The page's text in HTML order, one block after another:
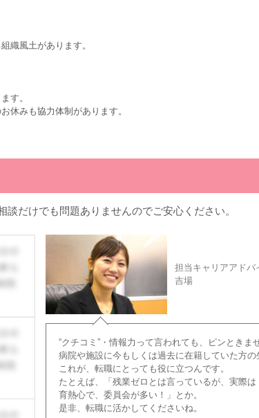
織風土があります。
す。
休みも協力体制があります。
だけでも問題ありませんのでご安心ください。
担当キャリアアドバ
吉場
“クチコミ”・情報力って言われても、ピンときま
病院や施設に今もしくは過去に在籍していた方
これが、転職にとっても役に立つんです。
たとえば、「残業ゼロとは言っているが、実際
育熱心で、委員会が多い！」とか。
是非、転職に活かしてくださいね。